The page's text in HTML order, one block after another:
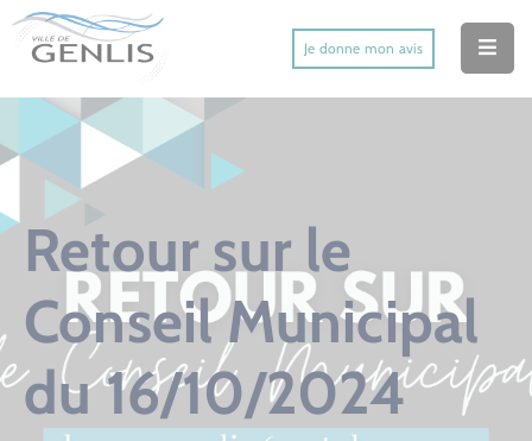
Je donne mon avis
Accueil
Ma Ville
Mes Services Utiles
Mes Activités
Actu’
Contact
Retour sur le
Conseil Municipal
du 16/10/2024